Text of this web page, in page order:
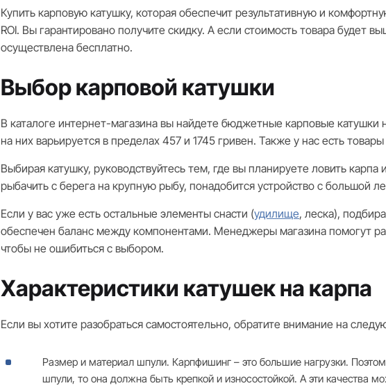
Купить карповую катушку, которая обеспечит результативную и
ROI. Вы гарантировано получите скидку. А если стоимость товара будет
осуществлена бесплатно.
Выбор карповой катушки
В каталоге интернет-магазина вы найдете бюджетные карповые катушки
на них варьируется в пределах 457 и 1745 гривен. Также у нас есть
Выбирая катушку, руководствуйтесь тем, где вы планируете ловить
рыбачить с берега на крупную рыбу, понадобится устройство с большой
Если у вас уже есть остальные элементы снасти (удилище, леска),
обеспечен баланс между компонентами. Менеджеры магазина помогут
чтобы не ошибиться с выбором.
Характеристики катушек на карпа
Если вы хотите разобраться самостоятельно, обратите внимание на
Размер и материал шпули. Карпфишинг – это большие нагрузки.
шпули, то она должна быть крепкой и износостойкой. А эти качества